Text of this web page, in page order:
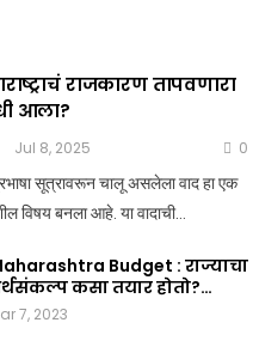
राजकारण तापवणारा
आला?
Jul 8, 2025 0
सूत्रावरून चालू असलेला वाद हा एक
विषय बनला आहे. या वादाची…
Budget : राज्याचा
कसा तयार होतो?…
7, 2023